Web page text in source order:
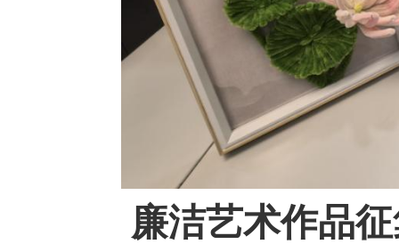
廉洁艺术作品